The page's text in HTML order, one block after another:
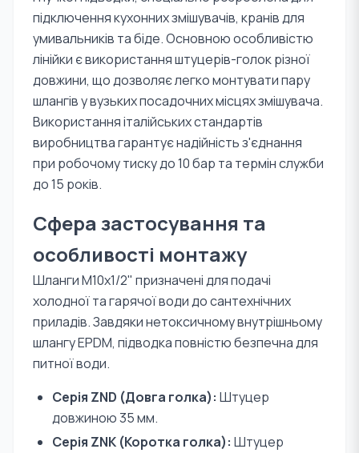
підключення кухонних змішувачів, кранів для
умивальників та біде. Основною особливістю
лінійки є використання штуцерів-голок різної
довжини, що дозволяє легко монтувати пару
шлангів у вузьких посадочних місцях змішувача.
Використання італійських стандартів
виробництва гарантує надійність з'єднання
при робочому тиску до 10 бар та термін служби
до 15 років.
Сфера застосування та
особливості монтажу
Шланги M10х1/2" призначені для подачі
холодної та гарячої води до сантехнічних
приладів. Завдяки нетоксичному внутрішньому
шлангу EPDM, підводка повністю безпечна для
питної води.
Серія ZND (Довга голка): Штуцер
довжиною 35 мм.
Серія ZNK (Коротка голка): Штуцер